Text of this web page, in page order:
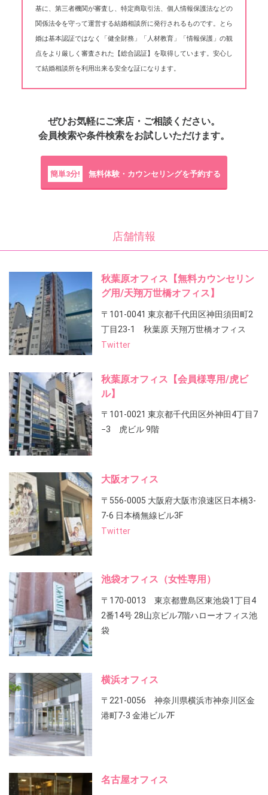
基に、第三者機関が審査し、特定商取引法、個人情報保護法などの
関係法令を守って運営する結婚相談所に発行されるものです。とら
婚は基本認証ではなく「健全財務」「人材教育」「情報保護」の観
点をより厳しく審査された【総合認証】を取得しています。安心し
て結婚相談所を利用出来る安全な証になります。
ぜひお気軽にご来店・ご相談ください。
会員検索や条件検索をお試しいただけます。
簡単3分! 無料体験・カウンセリングを予約する
店舗情報
秋葉原オフィス【無料カウンセリン
グ用/天翔万世橋オフィス】
〒101-0041 東京都千代田区神田須田町2
丁目23-1 秋葉原 天翔万世橋オフィス
Twitter
秋葉原オフィス【会員様専用/虎ビ
ル】
〒101-0021 東京都千代田区外神田4丁目7
−3 虎ビル 9階
大阪オフィス
〒556-0005 大阪府大阪市浪速区日本橋3-
7-6 日本橋無線ビル3F
Twitter
池袋オフィス（女性専用）
〒170-0013 東京都豊島区東池袋1丁目4
2番14号 28山京ビル7階ハローオフィス池
袋
横浜オフィス
〒221-0056 神奈川県横浜市神奈川区金
港町7-3 金港ビル7F
名古屋オフィス